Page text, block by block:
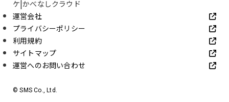
ケ かべなしクラウド
運営会社
プライバシーポリシー
利用規約
サイトマップ
運営へのお問い合わせ
© SMS Co., Ltd.